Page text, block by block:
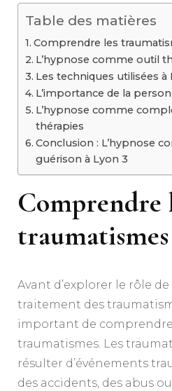
Table des matières
Comprendre les
L’hypnose comme outil
Les techniques utilisées à
L’importance de la
L’hypnose comme
thérapies
Conclusion : L’hypnose
guérison à Lyon 3
Comprendre
traumatismes
Avant d’explorer le rôle
traitement des
important de
traumatismes. Les
résulter d’événements
des accidents, des abus